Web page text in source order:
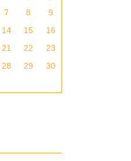
7 8
9
14 15
16
21 22
23
28 29
30